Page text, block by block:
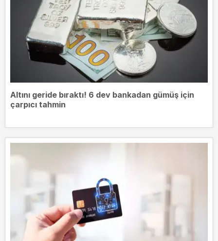
Altını geride bıraktı! 6 dev bankadan gümüş için
çarpıcı tahmin